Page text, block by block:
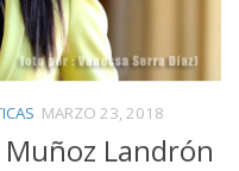
MARZO 23, 2018
Landrón